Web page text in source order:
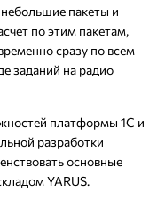
пакеты и
по этим пакетам,
сразу по всем
заданий на радио
платформы 1С и
разработки
основные
YARUS.